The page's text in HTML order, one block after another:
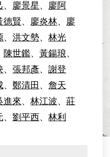
、 廖景星 、 廖阿
德賢、 廖炎林、 廖
、 洪文勢、 林光
陳世鑑、 黃鍚琅 、
、 張邦彥、 謝登
、 鄭清田 、 詹天
進來、 林江波、 莊
、 劉平西、 林利